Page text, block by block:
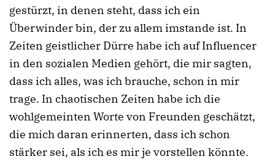
gestürzt, in denen steht, dass ich ein
Überwinder bin, der zu allem imstande ist. In
Zeiten geistlicher Dürre habe ich auf Influencer
in den sozialen Medien gehört, die mir sagten,
dass ich alles, was ich brauche, schon in mir
trage. In chaotischen Zeiten habe ich die
wohlgemeinten Worte von Freunden geschätzt,
die mich daran erinnerten, dass ich schon
stärker sei, als ich es mir je vorstellen könnte.